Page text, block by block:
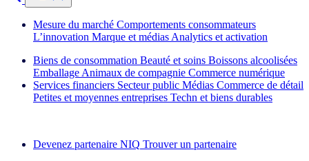
Mesure du marché Comportements consommateurs
L’innovation Marque et médias Analytics et activation
Biens de consommation Beauté et soins Boissons alcoolisées
Emballage Animaux de compagnie Commerce numérique
Services financiers Secteur public Médias Commerce de détail
Petites et moyennes entreprises Techn et biens durables
Devenez partenaire NIQ Trouver un partenaire